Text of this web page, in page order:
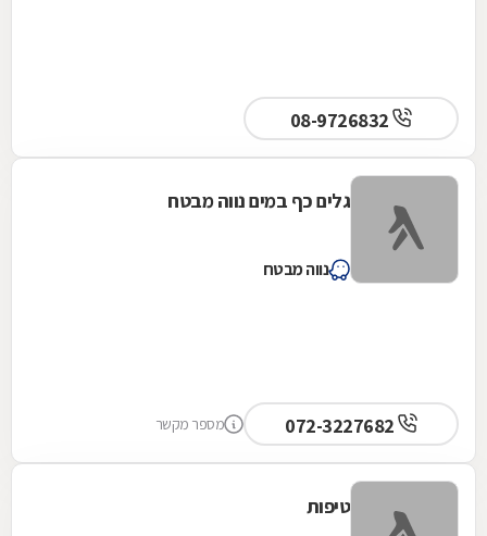
08-9726832
גלים כף במים נווה מבטח
נווה מבטח
מספר מקשר
טיפות